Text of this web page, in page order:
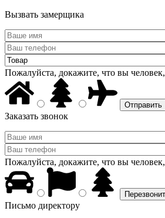
Вызвать замерщика
Пожалуйста, докажите, что вы
Заказать звонок
Пожалуйста, докажите, что вы
Письмо директору